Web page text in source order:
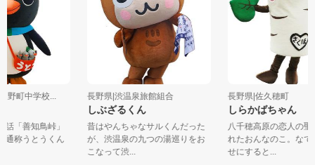
辰野町中学校...
話「善知鳥峠」
通称うとうくん
長野県|渋温泉旅館組合
しぶざるくん
昔はやんちゃなサルくんだった
が、渋温泉の九つの湯巡りをお
こなって渋...
長野県|佐久穂町
しらかばちゃん
八千穂高原の恋人の
れたおんなのこ。な
せにすると...